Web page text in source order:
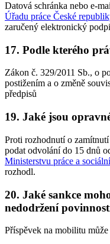
Datová schránka nebo e-
Úřadu práce České
zaručený elektronický
17. Podle kterého
Zákon č. 329/2011 Sb., o
postižením a o změně
předpisů
19. Jaké jsou
Proti rozhodnutí o
podat odvolání do 15 dnů
Ministerstvu práce a
rozhodl.
20. Jaké sankce
nedodržení
Příspěvek na mobilitu